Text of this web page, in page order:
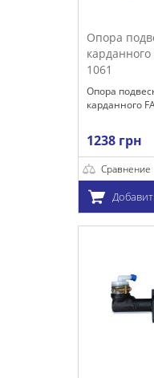
Опора подвесная вала
карданного FAW 1051,
Опора подвесная вала
карданного FAW 1051, 1061
В Рассрочку
Добавить в корзину